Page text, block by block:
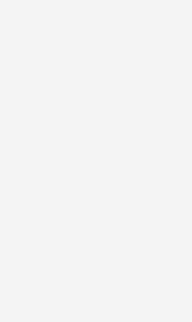
Українські надзвичайники
під час ліквідації масштабної
Неймар влаштував конфлікт